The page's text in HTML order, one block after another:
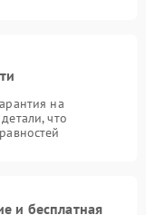
на
что
и бесплатная